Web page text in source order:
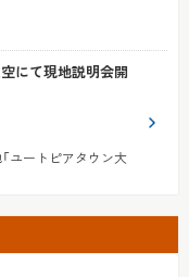
にて現地説明会開
ユートピアタウン大